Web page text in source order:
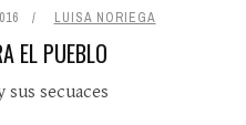
LUISA NORIEGA
EL PUEBLO
secuaces